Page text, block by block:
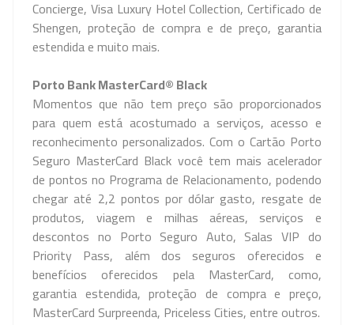
Concierge, Visa Luxury Hotel Collection, Certificado de
Shengen, proteção de compra e de preço, garantia
estendida e muito mais.
PortoBankMasterCard® Black
Momentos que não tem preço são proporcionados
para quem está acostumado a serviços, acesso e
reconhecimento personalizados. Com o Cartão Porto
Seguro MasterCard Black você tem mais acelerador
de pontos no Programa de Relacionamento, podendo
chegar até 2,2 pontos por dólar gasto, resgate de
produtos, viagem e milhas aéreas, serviços e
descontos no Porto Seguro Auto, Salas VIP do
Priority Pass, além dos seguros oferecidos e
benefícios oferecidos pela MasterCard, como,
garantia estendida, proteção de compra e preço,
MasterCard Surpreenda, Priceless Cities, entre outros.